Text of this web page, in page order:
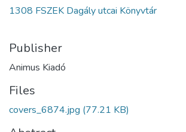
1308 FSZEK Dagály utcai Könyvtár
Publisher
Animus Kiadó
Files
covers_6874.jpg (77.21 KB)